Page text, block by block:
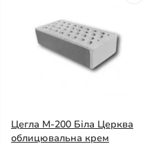
Цегла М-200 Біла Церква
облицювальна крем